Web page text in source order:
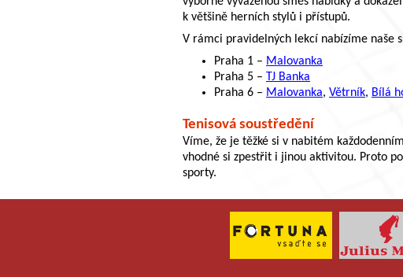
k většině herních stylů i přístupů.
V rámci pravidelných lekcí nabízíme naše
Praha 1 – Malovanka
Praha 5 – TJ Banka
Praha 6 – Malovanka, Větrník, Bílá
Tenisová soustředění
Víme, že je těžké si v nabitém
vhodné si zpestřit i jinou aktivitou. Proto
sporty.